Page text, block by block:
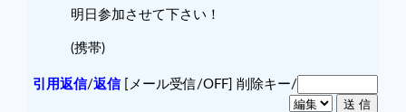
明日参加させて下さい！
(携帯)
引用返信/返信[メール受信/OFF] 削除キー/